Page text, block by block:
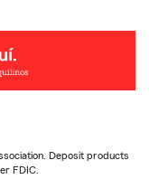
Deposit products
FDIC.